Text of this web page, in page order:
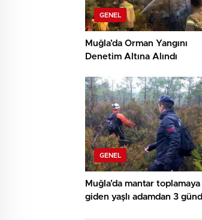
GENEL
Muğla’da Orman Yangını
Denetim Altına Alındı
GENEL
Muğla’da mantar toplamaya
giden yaşlı adamdan 3